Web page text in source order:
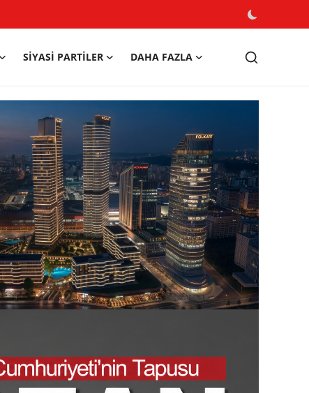
SIYASI PARTILER DAHA FAZLA